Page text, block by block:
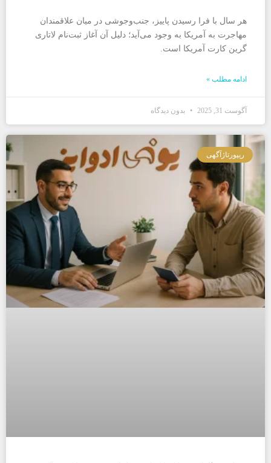
هر سال با فرا رسیدن پاییز، جنب‌و‌جوشی در میان علاقمندان
مهاجرت به آمریکا به وجود می‌آید؛ دلیل آن آغاز ثبت‌نام لاتاری
گرین کارت آمریکا است.
ادامه مطلب »
آگوست 31, 2025 بدون دیدگاه
ریپورتاژآگهی